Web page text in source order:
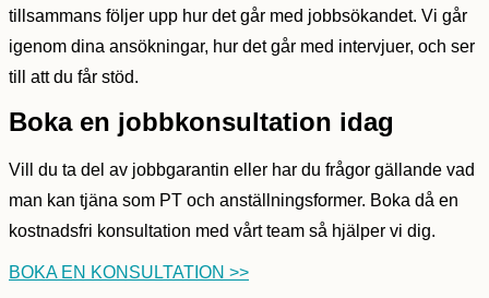
tillsammans följer upp hur det går med jobbsökandet. Vi går
igenom dina ansökningar, hur det går med intervjuer, och ser
till att du får stöd.
Boka en jobbkonsultation idag
Vill du ta del av jobbgarantin eller har du frågor gällande vad
man kan tjäna som PT och anställningsformer. Boka då en
kostnadsfri konsultation med vårt team så hjälper vi dig.
BOKA EN KONSULTATION >>